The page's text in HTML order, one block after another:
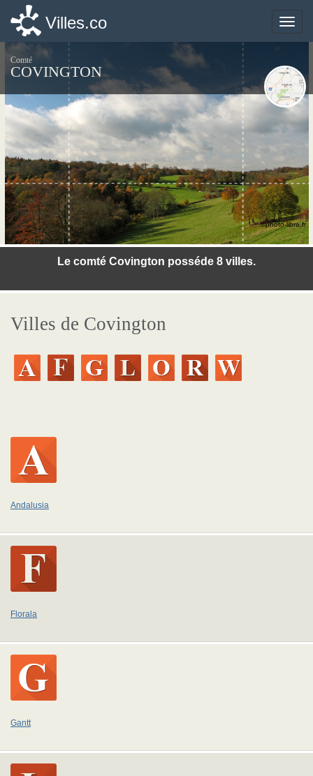
Toggle
Villes.co
Comté
COVINGTON
Le comté Covington posséde 8 villes.
©photo-libre.fr
Villes de Covington
Andalusia
Florala
Gantt
Toggle
Villes.co